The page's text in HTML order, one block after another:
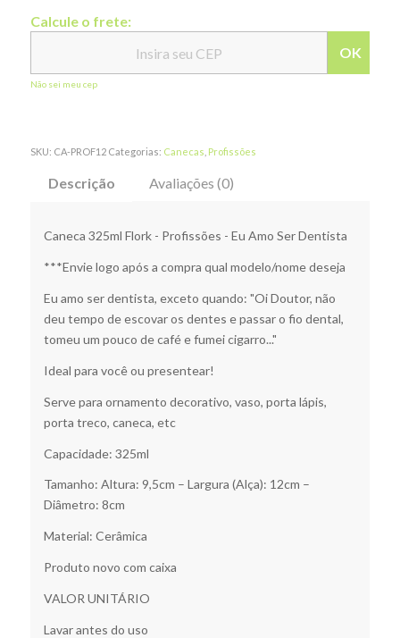
Calcule o frete:
OK
Não sei meu cep
SKU: CA-PROF12 Categorias: Canecas Profissões
Descrição Avaliações (0)
Caneca 325ml Flork - Profissões - Eu Amo Ser Dentista
***Envie logo após a compra qual modelo/nome deseja
Eu amo ser dentista, exceto quando: "Oi Doutor, não
deu tempo de escovar os dentes e passar o fio dental,
tomeu um pouco de café e fumei cigarro..."
Ideal para você ou presentear!
Serve para ornamento decorativo, vaso, porta lápis,
porta treco, caneca, etc
Capacidade: 325ml
Tamanho: Altura: 9,5cm – Largura (Alça): 12cm –
Diâmetro: 8cm
Material: Cerâmica
Produto novo com caixa
VALOR UNITÁRIO
Lavar antes do uso